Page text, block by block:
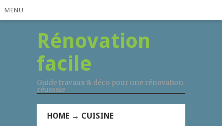
MENU
Rénovation
facile
Guide travaux & déco pour une rénovation
réusssie
HOME → CUISINE